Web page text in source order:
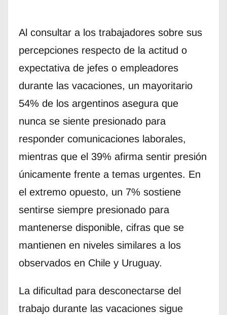
Al consultar a los trabajadores sobre sus
percepciones respecto de la actitud o
expectativa de jefes o empleadores
durante las vacaciones, un mayoritario
54% de los argentinos asegura que
nunca se siente presionado para
responder comunicaciones laborales,
mientras que el 39% afirma sentir presión
únicamente frente a temas urgentes. En
el extremo opuesto, un 7% sostiene
sentirse siempre presionado para
mantenerse disponible, cifras que se
mantienen en niveles similares a los
observados en Chile y Uruguay.
La dificultad para desconectarse del
trabajo durante las vacaciones sigue